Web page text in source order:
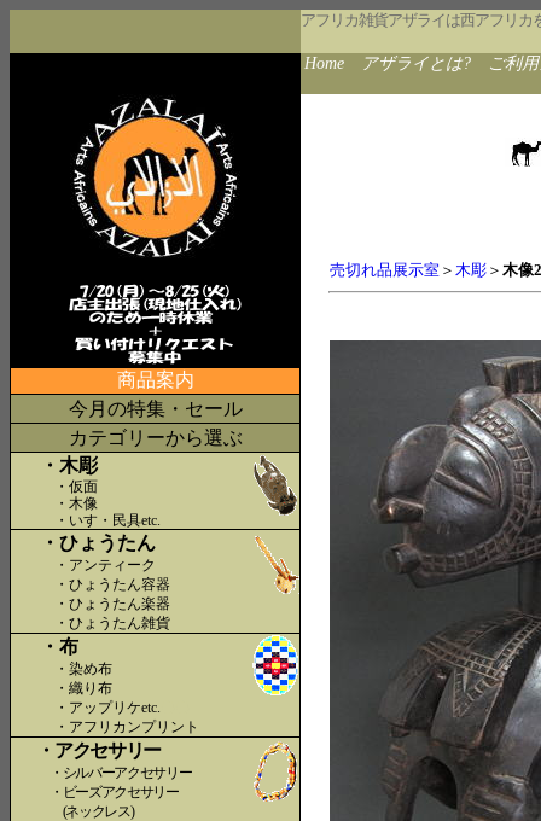
アフリカ雑貨アザライは西アフリ
Home アザライとは? ご利
商品案内
今月の特集・セール
カテゴリーから選ぶ
・木彫
・仮面
・木像
・いす・民具etc.
・ひょうたん
・アンティーク
・ひょうたん容器
・ひょうたん楽器
・ひょうたん雑貨
・布
・染め布
・織り布
・アップリケetc.
・アフリカンプリント
・アクセサリー
・シルバーアクセサリー
・ビーズアクセサリー
(ネックレス)
売切れ品展示室 ＞ 木彫 ＞ 木像2